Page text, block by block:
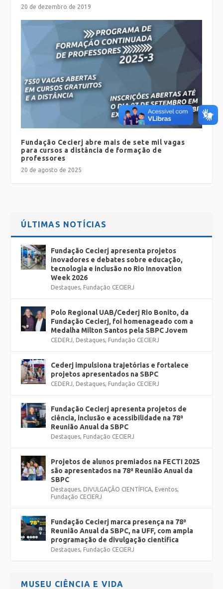
20 de dezembro de 2019
Fundação Cecierj abre mais de sete mil vagas
para cursos a distância de formação de
professores
20 de agosto de 2025
ÚLTIMAS NOTÍCIAS
Fundação Cecierj apresenta projetos
inovadores e debates sobre educação,
tecnologia e inclusão no Rio Innovation
Week 2026
Destaques, Fundação CECIERJ
Polo Regional UAB/Cederj Rio Bonito, da
Fundação Cecierj, foi homenageado com a
Medalha Milton Santos pela SBPC Jovem
CEDERJ, Destaques, Fundação CECIERJ
Cederj impulsiona trajetórias e fortalece
projetos apresentados na SBPC
CEDERJ, Destaques, Fundação CECIERJ
Fundação Cecierj apresenta projetos de
ciência, inclusão e acessibilidade na 78ª
Reunião Anual da SBPC
Destaques, Fundação CECIERJ
Projetos de alunos premiados na FECTI 2025
são apresentados na 78ª Reunião Anual da
SBPC
Destaques, DIVULGAÇÃO CIENTÍFICA, Eventos,
Fundação CECIERJ
Fundação Cecierj marca presença na 78ª
Reunião Anual da SBPC, na UFF, com ampla
programação de divulgação científica
Destaques, Fundação CECIERJ
MUSEU CIÊNCIA E VIDA